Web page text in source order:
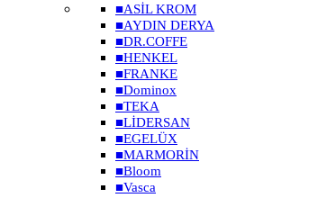
■ASİL KROM
■AYDIN DERYA
■DR.COFFE
■HENKEL
■FRANKE
■Dominox
■TEKA
■LİDERSAN
■EGELÜX
■MARMORİN
■Bloom
■Vasca